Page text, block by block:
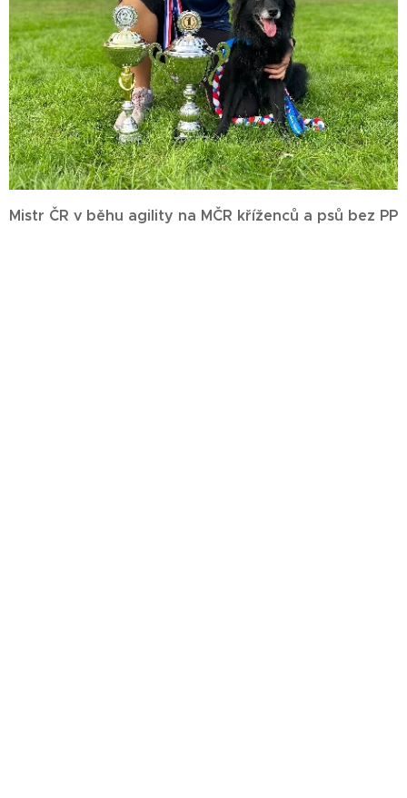
Mistr ČR v běhu agility na MČR kříženců a psů bez PP